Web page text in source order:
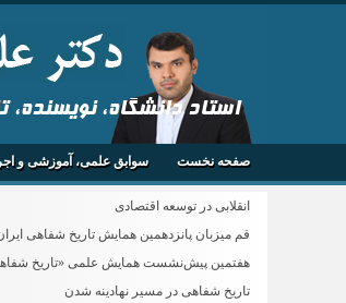
استاد دانشگاه، نویسنده،
صفحه نخست سوابق علمی، آموزشی و
انقلابی در توسعه اقتصادی
قم میزبان پانزدهمین همایش تاریخ شفاهی ایران؛
هفتمین پیش‌نشست همایش علمی «تاریخ
تاریخ شفاهی در مسیر نهادینه شدن